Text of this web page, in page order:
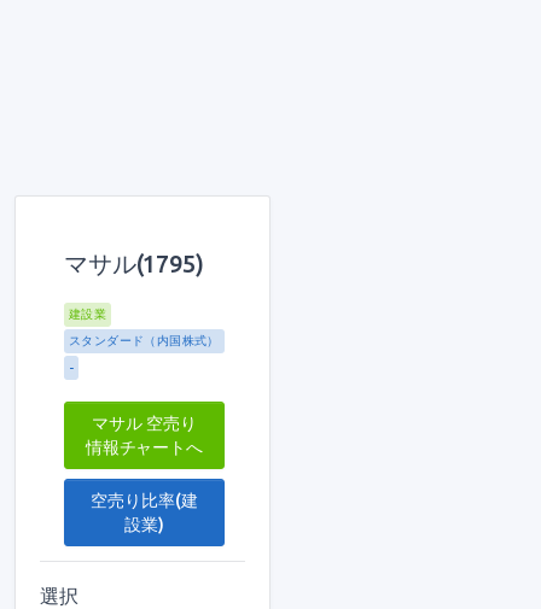
マサル(1795)
建設業
スタンダード（内国株式）
-
マサル 空売り
情報チャートへ
空売り比率(建
設業)
選択